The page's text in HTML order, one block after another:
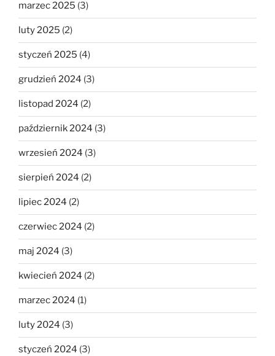
marzec 2025 (3)
luty 2025 (2)
styczeń 2025 (4)
grudzień 2024 (3)
listopad 2024 (2)
październik 2024 (3)
wrzesień 2024 (3)
sierpień 2024 (2)
lipiec 2024 (2)
czerwiec 2024 (2)
maj 2024 (3)
kwiecień 2024 (2)
marzec 2024 (1)
luty 2024 (3)
styczeń 2024 (3)